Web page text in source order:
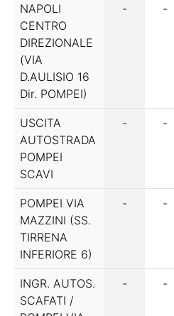
NAPOLI
CENTRO
DIREZIONALE
(VIA
D.AULISIO 16
Dir. POMPEI)
- -
USCITA
AUTOSTRADA
POMPEI
SCAVI
- -
POMPEI VIA
MAZZINI (SS.
TIRRENA
INFERIORE 6)
- -
INGR. AUTOS.
SCAFATI /
- -